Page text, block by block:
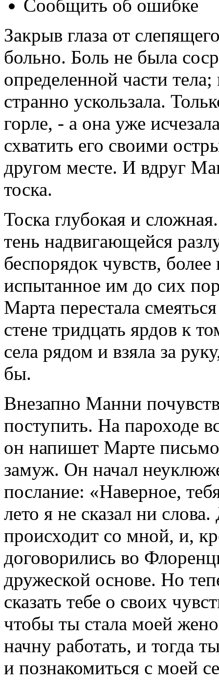
Сообщить об ошибке
Закрыв глаза от
больно. Боль не была
определенной части
странно ускользала.
горле, - а она уже
схватить его своими
другом месте. И вдруг
тоска.
Тоска глубокая и
тень надвигающейся
беспорядок чувств,
испытанное им до сих
Марта перестала
стене тридцать ярдов к
села рядом и взяла за
бы.
Внезапно Манни
поступить. На пароходе
он напишет Марте
замуж. Он начал
послание: «Наверное,
лето я не сказал ни
происходит со мной, и,
договорились во
дружеской основе. Но
сказать тебе о своих
чтобы ты стала моей
начну работать, и тогда
и познакомиться с моей